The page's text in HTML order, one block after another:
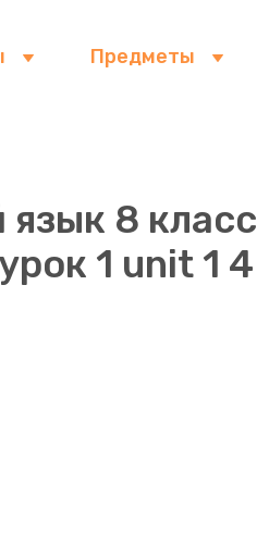
Предметы
8 класс
1 unit 1 4